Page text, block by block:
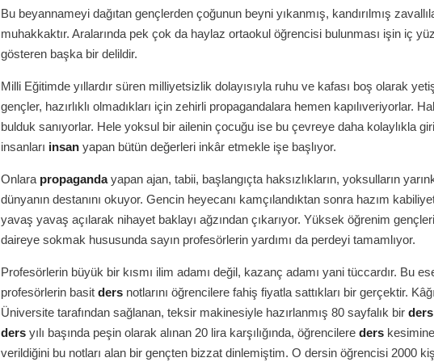
Bu beyannameyi dağıtan gençlerden çoğunun beyni yıkanmış, kandırılmış
muhakkaktır. Aralarında pek çok da haylaz ortaokul öğrencisi bulunması işin iç
gösteren başka bir delildir.
Milli Eğitimde yıllardır süren milliyetsizlik dolayısıyla ruhu ve kafası boş olarak
gençler, hazırlıklı olmadıkları için zehirli propagandalara hemen kapılıveriyorlar.
bulduk sanıyorlar. Hele yoksul bir ailenin çocuğu ise bu çevreye daha kolaylıkla
insanları insan yapan bütün değerleri inkâr etmekle işe başlıyor.
Onlara propagandayapan ajan, tabii, başlangıçta haksızlıkların, yoksulların
dünyanın destanını okuyor. Gencin heyecanı kamçılandıktan sonra hazım
yavaş yavaş açılarak nihayet baklayı ağzından çıkarıyor. Yüksek öğrenim
daireye sokmak hususunda sayın profesörlerin yardımı da perdeyi tamamlıyor.
Profesörlerin büyük bir kısmı ilim adamı değil, kazanç adamı yani tüccardır. Bu
profesörlerin basit ders notlarını öğrencilere fahiş fiyatla sattıkları bir gerçektir.
Üniversite tarafından sağlanan, teksir makinesiyle hazırlanmış 80 sayfalık bir ders
ders yılı başında peşin olarak alınan 20 lira karşılığında, öğrencilere ders
verildiğini bu notları alan bir gençten bizzat dinlemiştim. O dersin öğrencisi 2000